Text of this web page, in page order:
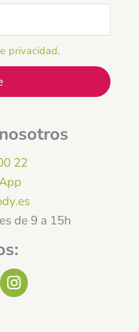
privacidad.
22
de 9 a 15h
I
n